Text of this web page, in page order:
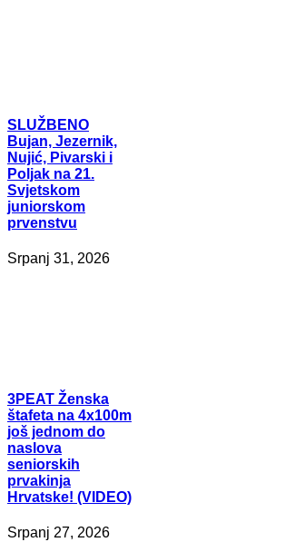
SLUŽBENO
Bujan, Jezernik,
Nujić, Pivarski i
Poljak na 21.
Svjetskom
juniorskom
prvenstvu
Srpanj 31, 2026
3PEAT Ženska
štafeta na 4x100m
još jednom do
naslova
seniorskih
prvakinja
Hrvatske! (VIDEO)
Srpanj 27, 2026